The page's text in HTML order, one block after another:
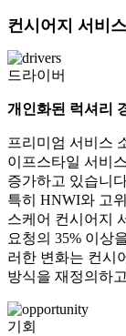
컨시어지 서비
드라이버
개인화된 럭셔리
프리미엄 서비스
이프스타일 서비
증가하고 있습니
특히 HNWI와 고
스케어 컨시어지
요청의 35% 이상
러한 변화는 컨시
방식을 재정의하
기회